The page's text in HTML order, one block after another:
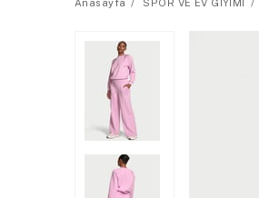
Anasayfa SPOR VE EV GİYİMİ